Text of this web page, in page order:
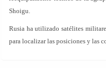
Shoigu.
Rusia ha utilizado satélites
para localizar las posiciones y las